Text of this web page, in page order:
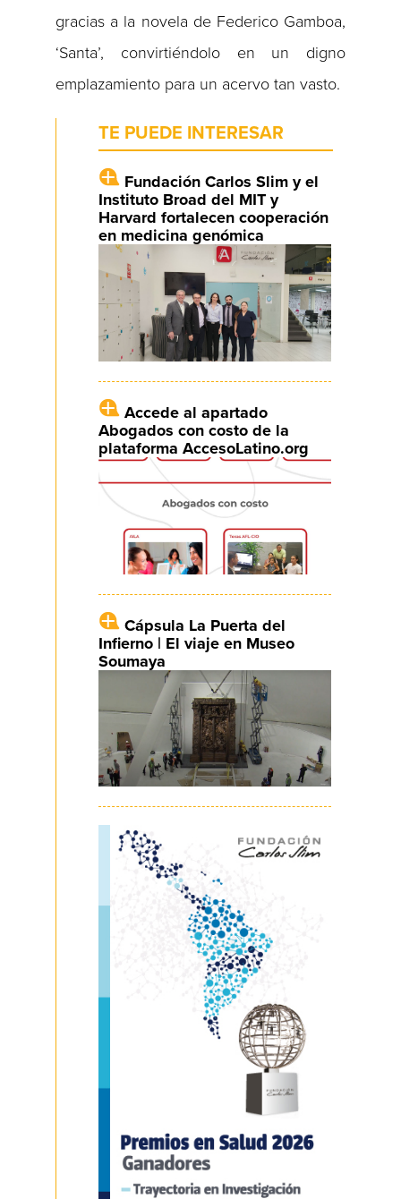
gracias a la novela de Federico Gamboa,
‘Santa’, convirtiéndolo en un digno
emplazamiento para un acervo tan vasto.
TE PUEDE INTERESAR
Fundación Carlos Slim y el
Instituto Broad del MIT y
Harvard fortalecen cooperación
en medicina genómica
Accede al apartado
Abogados con costo de la
plataforma AccesoLatino.org
Cápsula La Puerta del
Infierno | El viaje en Museo
Soumaya